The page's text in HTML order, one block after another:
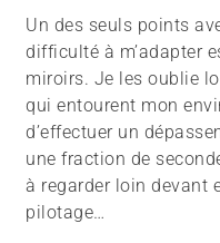
Un des seuls points
difficulté à m’adapter
miroirs. Je les oublie
qui entourent mon
d’effectuer un
une fraction de
à regarder loin devant
pilotage…